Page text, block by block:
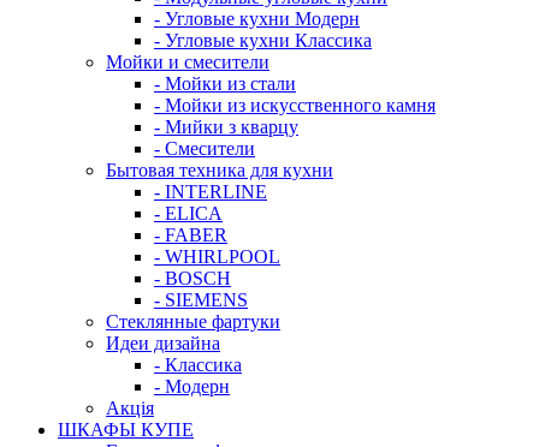
- Угловые кухни Модерн
- Угловые кухни Классика
Мойки и смесители
- Мойки из стали
- Мойки из искусственного камня
- Мийки з кварцу
- Смесители
Бытовая техника для кухни
- INTERLINE
- ELICA
- FABER
- WHIRLPOOL
- BOSCH
- SIEMENS
Стеклянные фартуки
Идеи дизайна
- Класcика
- Модерн
Акція
ШКАФЫ КУПЕ